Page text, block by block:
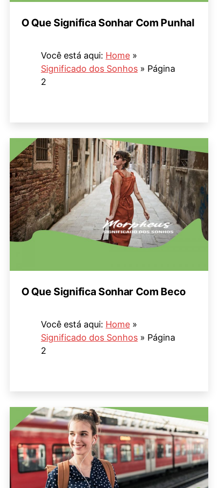
O Que Significa Sonhar Com Punhal
Você está aqui: Home »
Significado dos Sonhos » Página
2
O Que Significa Sonhar Com Beco
Você está aqui: Home »
Significado dos Sonhos » Página
2